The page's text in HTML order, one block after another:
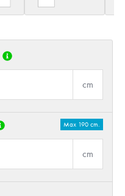
cm
Max 190 cm.
cm